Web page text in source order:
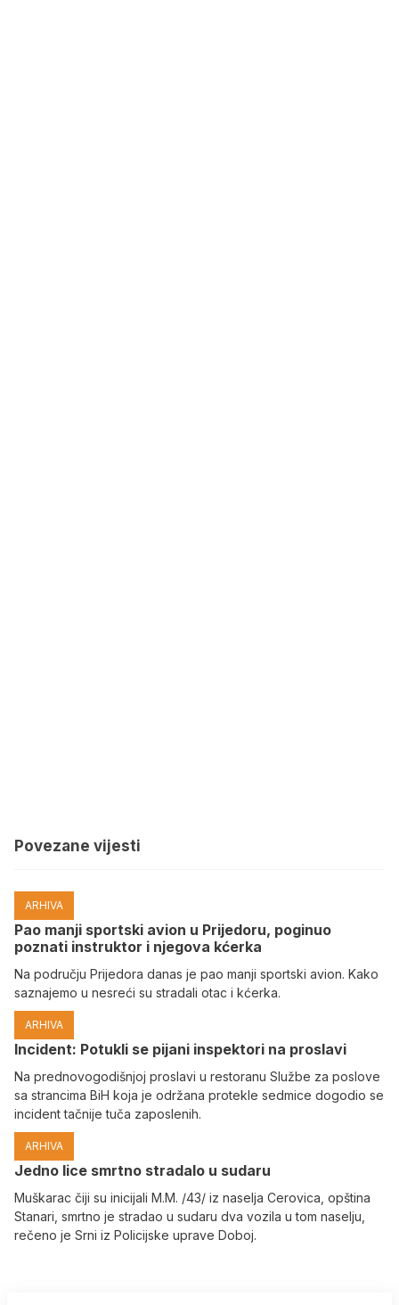
Povezane vijesti
ARHIVA
Pao manji sportski avion u Prijedoru, poginuo
poznati instruktor i njegova kćerka
Na području Prijedora danas je pao manji sportski avion. Kako
saznajemo u nesreći su stradali otac i kćerka.
ARHIVA
Incident: Potukli se pijani inspektori na proslavi
Na prednovogodišnjoj proslavi u restoranu Službe za poslove
sa strancima BiH koja je održana protekle sedmice dogodio se
incident tačnije tuča zaposlenih.
ARHIVA
Јedno lice smrtno stradalo u sudaru
Muškarac čiji su inicijali M.M. /43/ iz naselja Cerovica, opština
Stanari, smrtno je stradao u sudaru dva vozila u tom naselju,
rečeno je Srni iz Policijske uprave Doboj.